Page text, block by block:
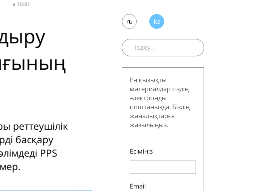
в 10:01
реттеушілік
басқару
PPS
ru kz
Ең қызықты
материалдар сіздің
электронды
поштаңызда. Біздің
жаңалықтарға
жазылыңыз.
Есіміңіз
Email